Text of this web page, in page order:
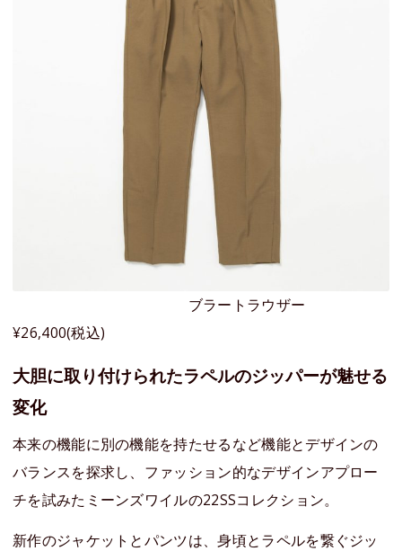
ブラートラウザー
¥26,400(税込)
大胆に取り付けられたラペルのジッパーが魅せる
変化
本来の機能に別の機能を持たせるなど機能とデザインの
バランスを探求し、ファッション的なデザインアプロー
チを試みたミーンズワイルの22SSコレクション。
新作のジャケットとパンツは、身頃とラペルを繋ぐジッ